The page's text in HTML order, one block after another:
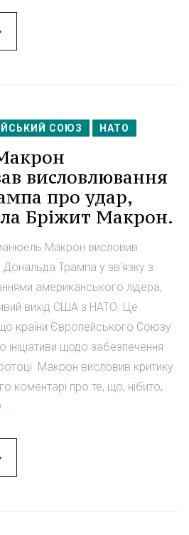
СОЮЗ НАТО
висловлювання
про удар,
Бріжит Макрон.
Макрон висловив
Дональда Трампа у зв'язку з
американського лідера,
вихід США з НАТО. Це
країни Європейського Союзу
щодо забезпечення
Макрон висловив критику
коментарі про те, що, нібито,